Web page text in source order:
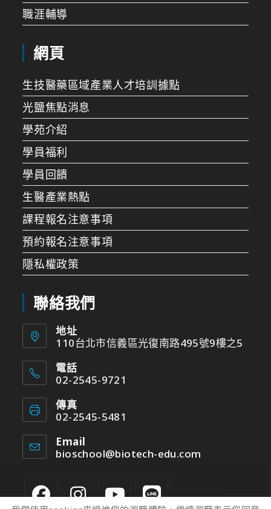
職涯輔導
網頁
生技醫藥區域產業人才培訓據點
光鹽焦點消息
學苑介紹
學員福利
學員回饋
生醫產業熱點
課程報名注意事項
預約報名注意事項
隱私權政策
聯絡我們
地址
110台北市信義區光復南路495號9樓之5
電話
02-2545-9721
傳真
02-2545-5481
Email
bioschool@biotech-edu.com